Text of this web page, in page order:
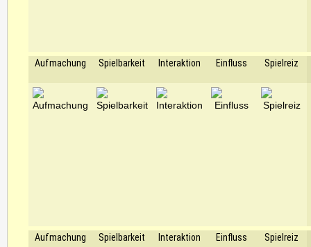
Aufmachung Spielbarkeit Interaktion Einfluss Spielreiz
Aufmachung Spielbarkeit Interaktion Einfluss Spielreiz